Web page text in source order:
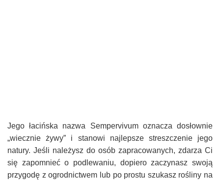
Jego łacińska nazwa Sempervivum oznacza dosłownie
„wiecznie żywy” i stanowi najlepsze streszczenie jego
natury. Jeśli należysz do osób zapracowanych, zdarza Ci
się zapomnieć o podlewaniu, dopiero zaczynasz swoją
przygodę z ogrodnictwem lub po prostu szukasz rośliny na